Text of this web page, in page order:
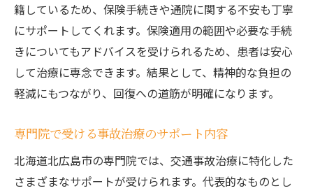
籍しているため、保険手続きや通院に関する不安も丁寧
にサポートしてくれます。保険適用の範囲や必要な手続
きについてもアドバイスを受けられるため、患者は安心
して治療に専念できます。結果として、精神的な負担の
軽減にもつながり、回復への道筋が明確になります。
専門院で受ける事故治療のサポート内容
北海道北広島市の専門院では、交通事故治療に特化した
さまざまなサポートが受けられます。代表的なものとし